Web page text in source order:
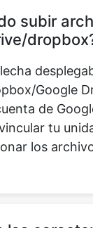
subir
Google
de
tu
los
las